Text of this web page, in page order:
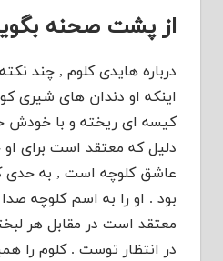
از پشت صحنه
درباره هایدی کلوم , چند
اینکه او دندان های شیری
کیسه ای ریخته و با خودش
دلیل که معتقد است برای
عاشق کلوچه است , به حدی
بود . او را به اسم کلوچه
معتقد است در مقابل هر
در انتظار توست . کلوم را